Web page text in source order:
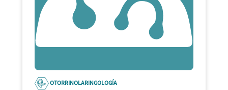
OTORRINOLARINGOLOGÍA